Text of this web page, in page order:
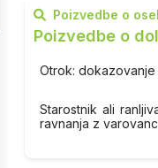
Poizvedbe o
Poizvedbe o
Otrok:
Starostnik ali
ravnanja z